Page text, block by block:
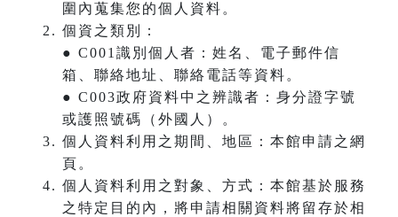
圍內蒐集您的個人資料。
個資之類別：
● C001識別個人者：姓名、電子郵件信
箱、聯絡地址、聯絡電話等資料。
● C003政府資料中之辨識者：身分證字號
或護照號碼（外國人）。
個人資料利用之期間、地區：本館申請之網
頁。
個人資料利用之對象、方式：本館基於服務
之特定目的內，將申請相關資料將留存於相